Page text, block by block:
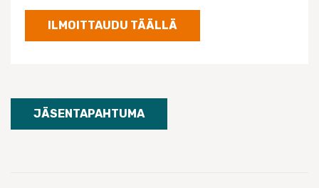
ILMOITTAUDU TÄÄLLÄ
JÄSENTAPAHTUMA